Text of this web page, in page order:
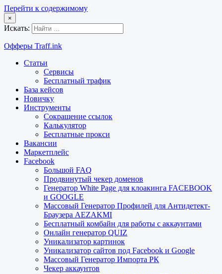
Перейти к содержимому
×
Искать:
Офферы Traff.ink
Статьи
Сервисы
Бесплатный трафик
База кейсов
Новичку
Инструменты
Сокращение ссылок
Калькулятор
Бесплатные прокси
Вакансии
Маркетплейс
Facebook
Большой FAQ
Продвинутый чекер доменов
Генератор White Page для клоакинга FACEBOOK
и GOOGLE
Массовый Генератор Профилей для Антидетект-
Браузера AEZAKMI
Бесплатный комбайн для работы с аккаунтами
Онлайн генератор QUIZ
Уникализатор картинок
Уникализатор сайтов под Facebook и Google
Массовый Генератор Импорта РК
Чекер аккаунтов